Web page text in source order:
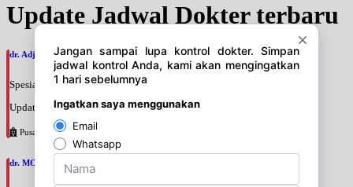
Update Jadwal Dokter terbaru
dr. Adji Suprajitno, SpPD
Spesialis: Penyakit Dalam
Update terakhir: 2026-08-07 20:37:59
Pusat Pertamina
dr. MOCHAMAD PASHA, SpPD